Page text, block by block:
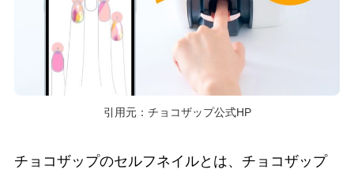
引用元：チョコザップ公式HP
チョコザップのセルフネイルとは、チョコザップ